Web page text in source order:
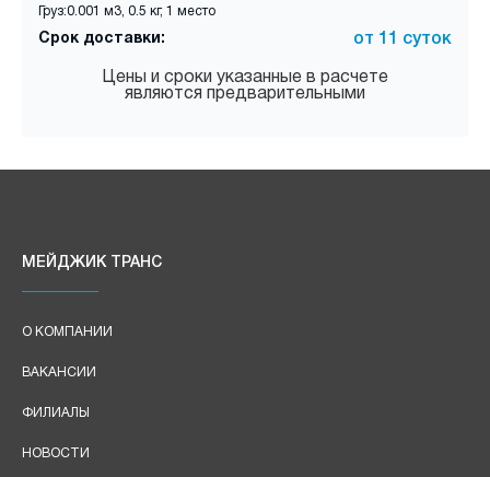
Груз:0.001 м3, 0.5 кг, 1 место
Срок доставки: от 11 суток
Цены и сроки указанные в расчете
являются предварительными
МЕЙДЖИК ТРАНС
О КОМПАНИИ
ВАКАНСИИ
ФИЛИАЛЫ
НОВОСТИ